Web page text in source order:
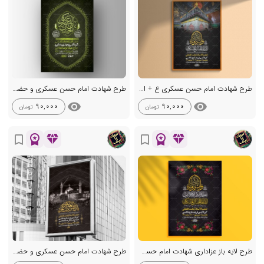
طرح شهادت امام حسن عسکری ع + استوری
visibility
90,000 تومان
طرح شهادت امام حسن عسکری و حضرت سکینه س + استوری
visibility
90,000 تومان
diamond
workspace_premium
bookmark_border
طرح لایه باز عزاداری شهادت امام حسن عسکری ع + استوری
diamond
workspace_premium
bookmark_border
طرح شهادت امام حسن عسکری و حضرت سکینه س + استوری